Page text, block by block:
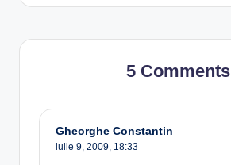
5 Comments
Gheorghe Constantin
iulie 9, 2009, 18:33